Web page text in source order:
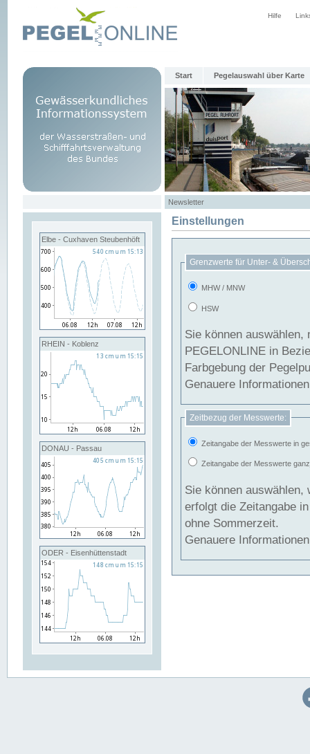
Hilfe
Start Pegelauswahl über Karte
Newsletter
Elbe - Cuxhaven Steubenhöft
RHEIN - Koblenz
DONAU - Passau
ODER - Eisenhüttenstadt
Einstellungen
Grenzwerte für Unter- &
MHW / MNW
HSW
Sie können
PEGELONLINE in Beziehung
Farbgebung der
Genauere
Zeitbezug der Messwerte:
Zeitangabe der Messwerte in
Zeitangabe der Messwerte
Sie können auswählen,
erfolgt die Zeitangabe
ohne Sommerzeit.
Genauere